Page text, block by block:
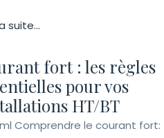
suite...
fort : les règles
pour vos
HT/BT
Comprendre le courant fort: